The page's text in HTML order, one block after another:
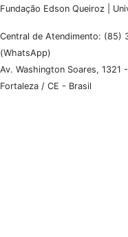
Fundação Edson Queiroz |
Central de Atendimento:
(WhatsApp)
Av. Washington Soares, 1321
Fortaleza / CE - Brasil